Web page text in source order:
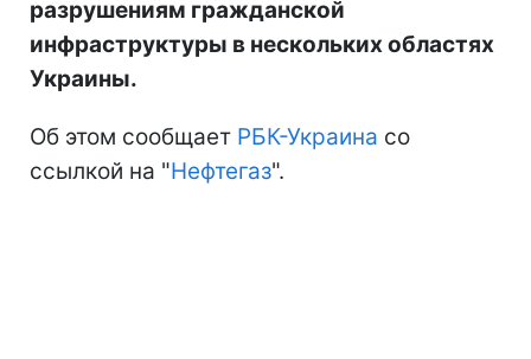
разрушениям гражданской
инфраструктуры в нескольких областях
Украины.
Об этом сообщает РБК-Украина со
ссылкой на "Нефтегаз".